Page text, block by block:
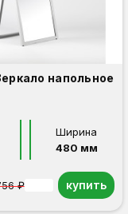
напольное
Ширина
480 мм
₽ купить